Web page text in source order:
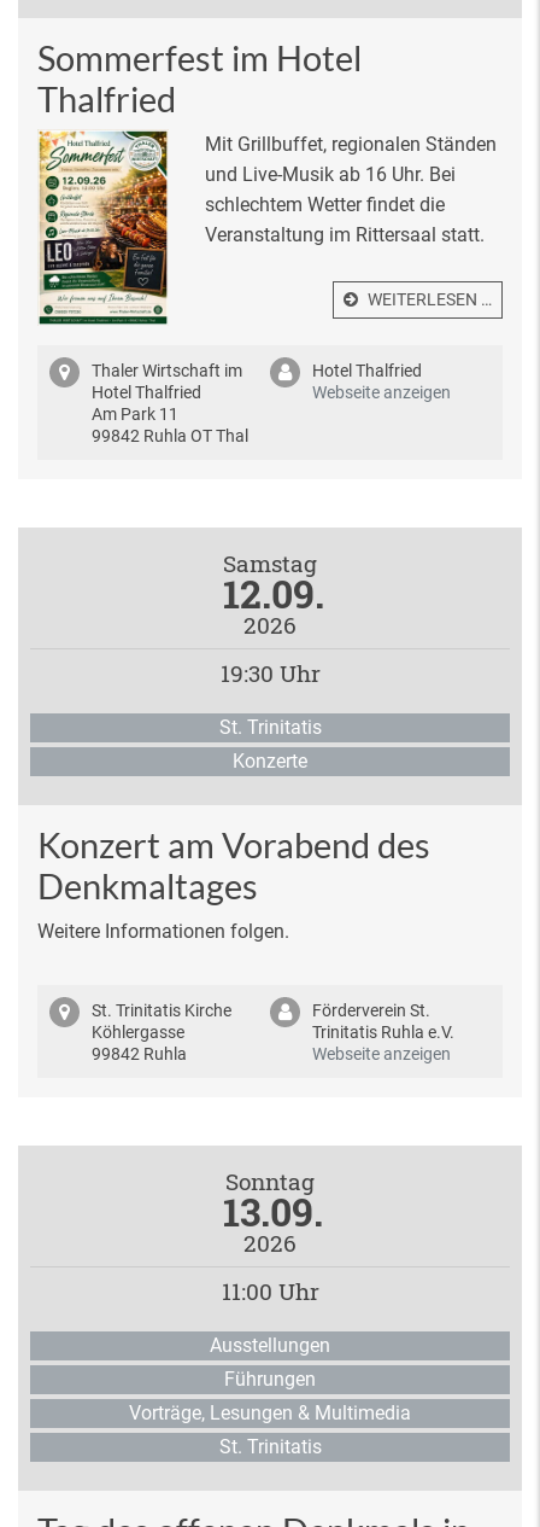
Sommerfest im Hotel
Thalfried
Mit Grillbuffet, regionalen Ständen
und Live-Musik ab 16 Uhr. Bei
schlechtem Wetter findet die
Veranstaltung im Rittersaal statt.
WEITERLESEN …
Thaler Wirtschaft im
Hotel Thalfried
Am Park 11
99842 Ruhla OT Thal
Hotel Thalfried
Webseite anzeigen
Samstag
12.09.
2026
19:30 Uhr
St. Trinitatis
Konzerte
Konzert am Vorabend des
Denkmaltages
Weitere Informationen folgen.
St. Trinitatis Kirche
Köhlergasse
99842 Ruhla
Förderverein St.
Trinitatis Ruhla e.V.
Webseite anzeigen
Sonntag
13.09.
2026
11:00 Uhr
Ausstellungen
Führungen
Vorträge, Lesungen & Multimedia
St. Trinitatis